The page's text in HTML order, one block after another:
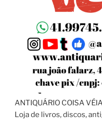
ANTIQUÁRIO COISA
Loja de livros, discos,